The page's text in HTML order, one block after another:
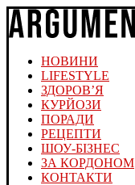
НОВИНИ
LIFESTYLE
ЗДОРОВ’Я
КУРЙОЗИ
ПОРАДИ
РЕЦЕПТИ
ШОУ-БІЗНЕС
ЗА КОРДОНОМ
КОНТАКТИ